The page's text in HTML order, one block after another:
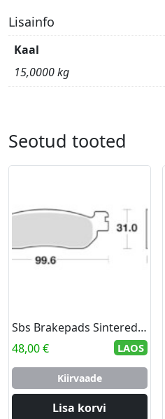
Lisainfo
Kaal
15,0000 kg
Seotud tooted
Sbs Brakepads Sintered rear
48,00€ LAOS
Kiirvaade
Lisa korvi